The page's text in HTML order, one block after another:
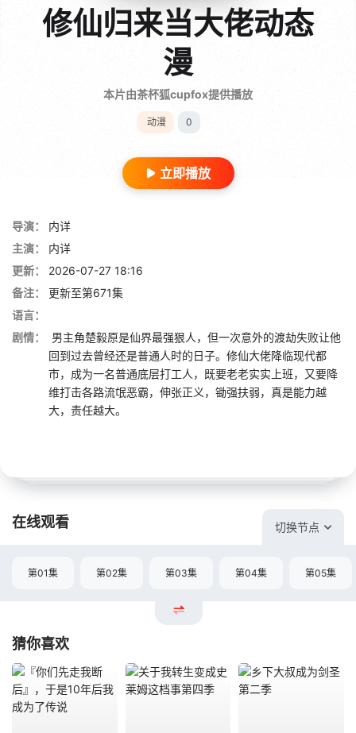
修仙归来当大佬动态
漫
本片由茶杯狐cupfox提供播放
动漫 0
立即播放
导演：
内详
主演：
内详
更新：
2026-07-27 18:16
备注：
更新至第671集
语言：
剧情：
男主角楚毅原是仙界最强狠人，但一次意外的渡劫失败让他
回到过去曾经还是普通人时的日子。修仙大佬降临现代都
市，成为一名普通底层打工人，既要老老实实上班，又要降
维打击各路流氓恶霸，伸张正义，锄强扶弱，真是能力越
大，责任越大。
在线观看 切换节点
第01集 第02集 第03集 第04集 第05集
猜你喜欢